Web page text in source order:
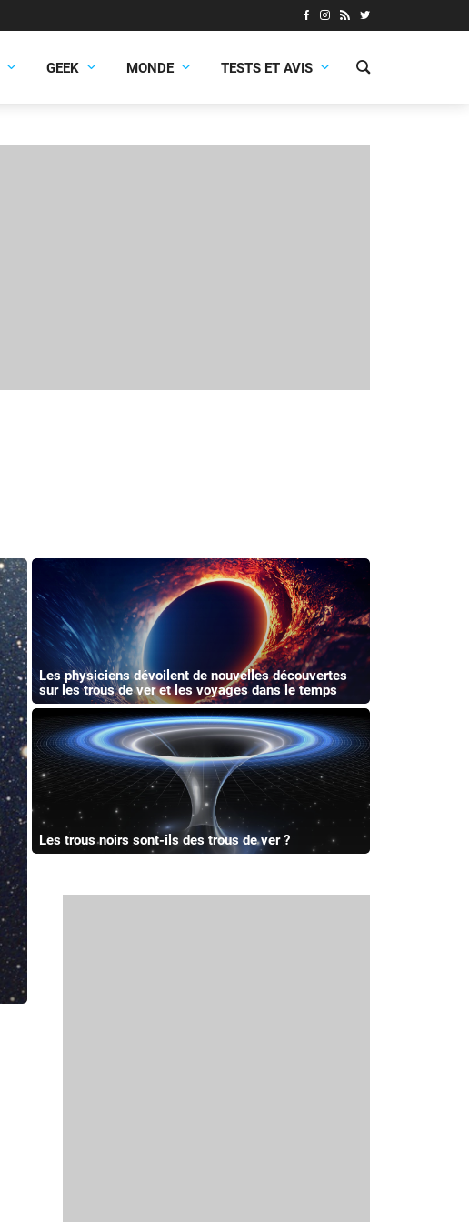
GEEK MONDE TESTS ET AVIS
Les physiciens dévoilent de nouvelles découvertes
sur les trous de ver et les voyages dans le temps
Les trous noirs sont-ils des trous de ver ?